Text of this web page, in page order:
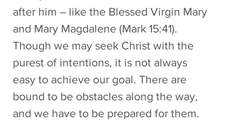
after him – like the Blessed Virgin Mary
and Mary Magdalene (Mark 15:41).
Though we may seek Christ with the
purest of intentions, it is not always
easy to achieve our goal. There are
bound to be obstacles along the way,
and we have to be prepared for them.